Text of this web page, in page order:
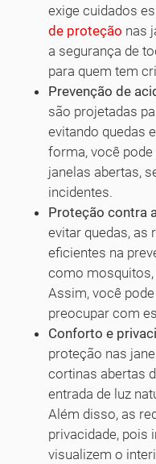
exige cuidados
de proteção nas
a segurança de
para quem tem
Prevenção de
são projetadas
evitando quedas
forma, você
janelas abertas,
incidentes.
Proteção contra
evitar quedas, as
eficientes na
como
Assim, você
preocupar com
Conforto e
proteção nas
cortinas abertas
entrada de luz
Além disso, as
privacidade, pois
visualizem o